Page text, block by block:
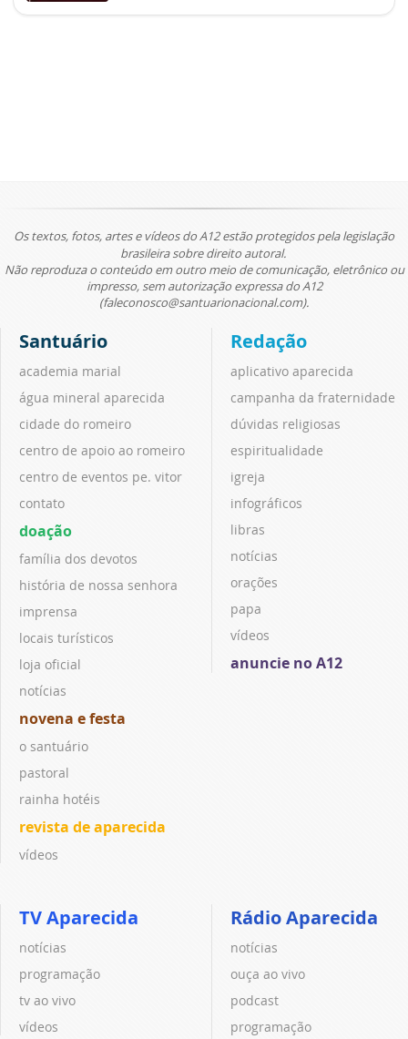
Os textos, fotos, artes e vídeos do A12 estão protegidos pela legislação
brasileira sobre direito autoral.
Não reproduza o conteúdo em outro meio de comunicação, eletrônico ou
impresso, sem autorização expressa do A12
(faleconosco@santuarionacional.com).
Santuário
academia marial
água mineral aparecida
cidade do romeiro
centro de apoio ao romeiro
centro de eventos pe. vitor
contato
doação
família dos devotos
história de nossa senhora
imprensa
locais turísticos
loja oficial
notícias
novena e festa
o santuário
pastoral
rainha hotéis
revista de aparecida
vídeos
Redação
aplicativo aparecida
campanha da fraternidade
dúvidas religiosas
espiritualidade
igreja
infográficos
libras
notícias
orações
papa
vídeos
anuncie no A12
TV Aparecida
notícias
programação
tv ao vivo
vídeos
Rádio Aparecida
notícias
ouça ao vivo
podcast
programação